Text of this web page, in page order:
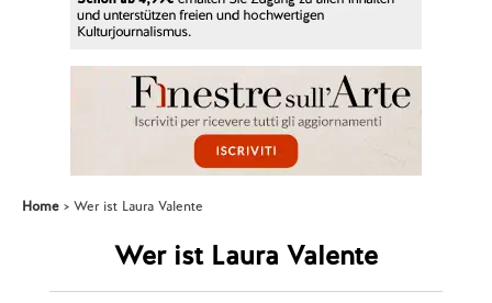
Home Wer ist Laura Valente
Wer ist Laura Valente